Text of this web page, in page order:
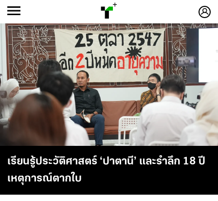
เรียนรู้ประวัติศาสตร์ ‘ปาตานี’ และรำลึก 18 ปี
เหตุการณ์ตากใบ
-ก